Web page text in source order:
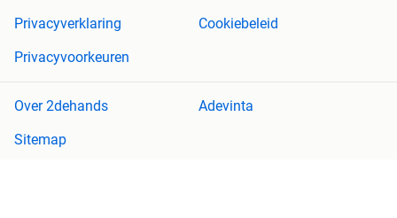
Privacyverklaring
Cookiebeleid
Privacyvoorkeuren
Over 2dehands
Adevinta
Sitemap